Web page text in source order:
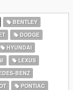
BENTLEY
DODGE
HYUNDAI
LEXUS
BENZ
PONTIAC